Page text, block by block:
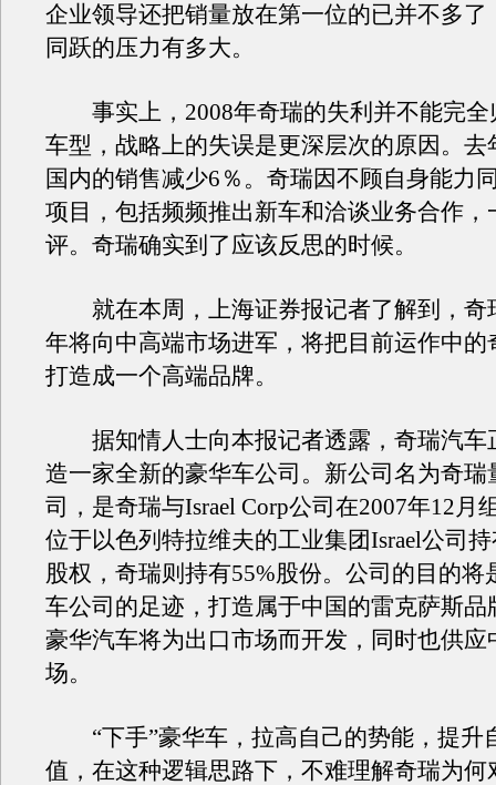
企业领导还把销量放在第一位的已并不多了
同跃的压力有多大。
事实上，2008年奇瑞的失利并不能完全
车型，战略上的失误是更深层次的原因。去
国内的销售减少6％。奇瑞因不顾自身能力
项目，包括频频推出新车和洽谈业务合作，
评。奇瑞确实到了应该反思的时候。
就在本周，上海证券报记者了解到，奇
年将向中高端市场进军，将把目前运作中的
打造成一个高端品牌。
据知情人士向本报记者透露，奇瑞汽车
造一家全新的豪华车公司。新公司名为奇瑞
司，是奇瑞与Israel Corp公司在2007年12月
位于以色列特拉维夫的工业集团Israel公司
股权，奇瑞则持有55%股份。公司的目的将
车公司的足迹，打造属于中国的雷克萨斯品
豪华汽车将为出口市场而开发，同时也供应
场。
“下手”豪华车，拉高自己的势能，提升
值，在这种逻辑思路下，不难理解奇瑞为何